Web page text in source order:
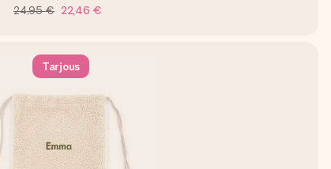
24,95 € 22,46 €
Tarjous